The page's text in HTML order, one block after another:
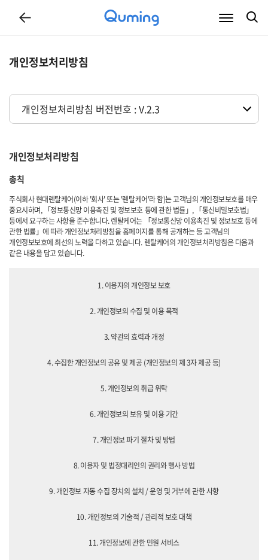
개인정보처리방침
개인정보처리방침
총칙
주식회사 현대렌탈케어(이하 '회사' 또는 '렌탈케어'라 함)는 고객님의 개인정보보호를 매우
중요시하며, 「정보통신망 이용촉진 및 정보보호 등에 관한 법률」, 「통신비밀보호법」
등에서 요구하는 사항을 준수합니다. 렌탈케어는 「정보통신망 이용촉진 및 정보보호 등에
관한 법률」에 따라 개인정보처리방침을 홈페이지를 통해 공개하는 등 고객님의
개인정보보호에 최선의 노력을 다하고 있습니다. 렌탈케어의 개인정보처리방침은 다음과
같은 내용을 담고 있습니다.
1. 이용자의 개인정보 보호
2. 개인정보의 수집 및 이용 목적
3. 약관의 효력과 개정
4. 수집한 개인정보의 공유 및 제공 (개인정보의 제 3자 제공 등)
5. 개인정보의 취급 위탁
6. 개인정보의 보유 및 이용 기간
7. 개인정보 파기 절차 및 방법
8. 이용자 및 법정대리인의 권리와 행사 방법
9. 개인정보 자동 수집 장치의 설치 / 운영 및 거부에 관한 사항
10. 개인정보의 기술적 / 관리적 보호 대책
11. 개인정보에 관한 민원 서비스